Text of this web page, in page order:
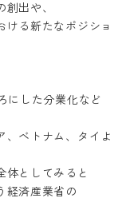
出や、
ける新たなポジショ
にした分業化など
、ベトナム、タイよ
体としてみると
経済産業省の